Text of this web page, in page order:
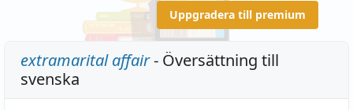
Uppgradera till premium
extramarital affair- Översättning till
svenska